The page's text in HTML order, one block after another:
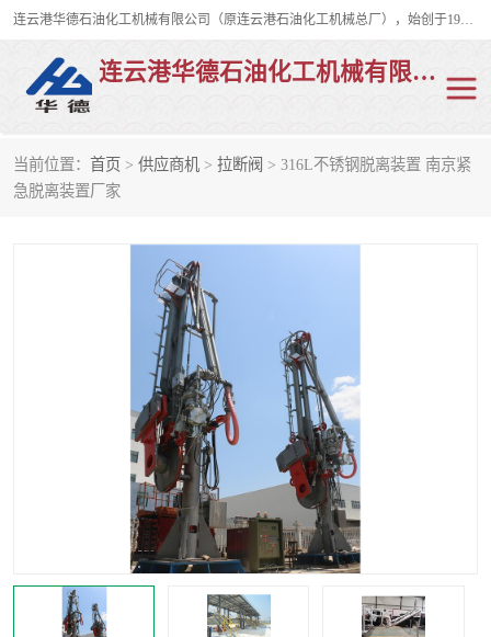
连云港华德石油化工机械有限公司（原连云港石油化工机械总厂），始创于1982年，是从事码头船用流体装卸臂、陆用流体装卸臂（鹤管）、活动梯、钢构平台、定量装车系统等全系列流体装卸设备的设计、制造、销售以及服务的专业供应商。
连云港华德石油化工机械有限公司
当前位置： 首页 > 供应商机 > 拉断阀 > 316L不锈钢脱离装置 南京紧
急脱离装置厂家
陆用流体装卸臂
液氯鹤管
卸车鹤管
输油臂
紧急脱离干式接头 火车鹤管
顶部鹤管
低温鹤管
浮动出油装置 鹤管